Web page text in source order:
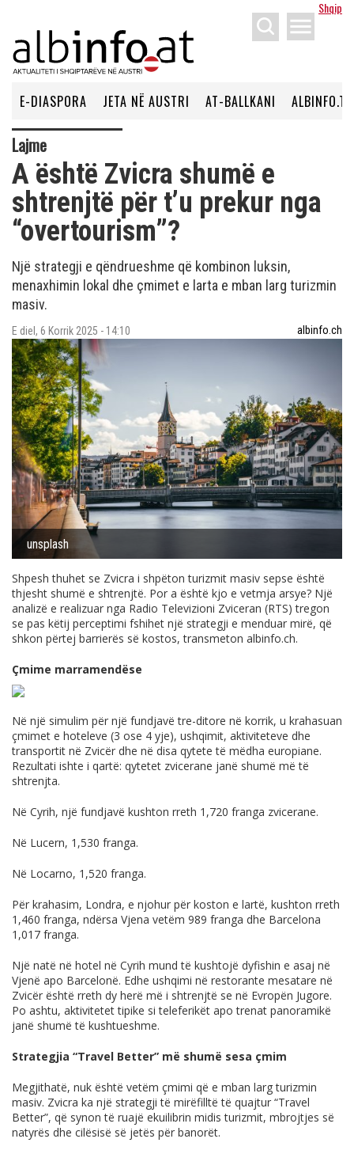
Shqip
menu
E-DIASPORA JETA NË AUSTRI AT-BALLKANI ALBINFO.TV
Lajme
A është Zvicra shumë e
shtrenjtë për t’u prekur nga
“overtourism”?
Një strategji e qëndrueshme që kombinon luksin,
menaxhimin lokal dhe çmimet e larta e mban larg turizmin
masiv.
E diel, 6 Korrik 2025 - 14:10 albinfo.ch
unsplash
Shpesh thuhet se Zvicra i shpëton turizmit masiv sepse është
thjesht shumë e shtrenjtë. Por a është kjo e vetmja arsye? Një
analizë e realizuar nga Radio Televizioni Zviceran (RTS) tregon
se pas këtij perceptimi fshihet një strategji e menduar mirë, që
shkon përtej barrierës së kostos, transmeton albinfo.ch.
Çmime marramendëse
Në një simulim për një fundjavë tre-ditore në korrik, u krahasuan
çmimet e hoteleve (3 ose 4 yje), ushqimit, aktiviteteve dhe
transportit në Zvicër dhe në disa qytete të mëdha europiane.
Rezultati ishte i qartë: qytetet zvicerane janë shumë më të
shtrenjta.
Në Cyrih, një fundjavë kushton rreth 1,720 franga zvicerane.
Në Lucern, 1,530 franga.
Në Locarno, 1,520 franga.
Për krahasim, Londra, e njohur për koston e lartë, kushton rreth
1,460 franga, ndërsa Vjena vetëm 989 franga dhe Barcelona
1,017 franga.
Një natë në hotel në Cyrih mund të kushtojë dyfishin e asaj në
Vjenë apo Barcelonë. Edhe ushqimi në restorante mesatare në
Zvicër është rreth dy herë më i shtrenjtë se në Evropën Jugore.
Po ashtu, aktivitetet tipike si teleferikët apo trenat panoramikë
janë shumë të kushtueshme.
Strategjia “Travel Better” më shumë sesa çmim
Megjithatë, nuk është vetëm çmimi që e mban larg turizmin
masiv. Zvicra ka një strategji të mirëfilltë të quajtur “Travel
Better”, që synon të ruajë ekuilibrin midis turizmit, mbrojtjes së
natyrës dhe cilësisë së jetës për banorët.